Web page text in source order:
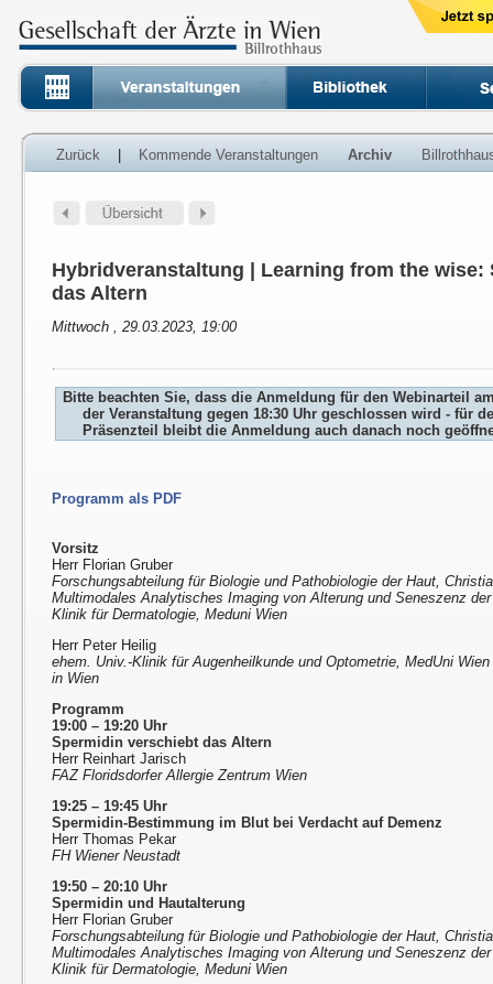
Zurück Kommende Veranstaltungen Archiv
Hybridveranstaltung | Learning from the
das Altern
Mittwoch , 29.03.2023, 19:00
Bitte beachten Sie, dass die Anmeldung für den Webinarteil
der Veranstaltung gegen 18:30 Uhr geschlossen wird - für
Präsenzteil bleibt die Anmeldung auch danach noch
Programm als PDF
Vorsitz
Herr Florian Gruber
Forschungsabteilung für Biologie und Pathobiologie der Haut,
Multimodales Analytisches Imaging von Alterung und Seneszenz
Klinik für Dermatologie, Meduni Wien
Herr Peter Heilig
ehem. Univ.-Klinik für Augenheilkunde und Optometrie, MedUni
in Wien
Programm
19:00 – 19:20 Uhr
Spermidin verschiebt das Altern
Herr Reinhart Jarisch
FAZ Floridsdorfer Allergie Zentrum Wien
19:25 – 19:45 Uhr
Spermidin-Bestimmung im Blut bei Verdacht auf Demenz
Herr Thomas Pekar
FH Wiener Neustadt
19:50 – 20:10 Uhr
Spermidin und Hautalterung
Herr Florian Gruber
Forschungsabteilung für Biologie und Pathobiologie der Haut,
Multimodales Analytisches Imaging von Alterung und Seneszenz
Klinik für Dermatologie, Meduni Wien